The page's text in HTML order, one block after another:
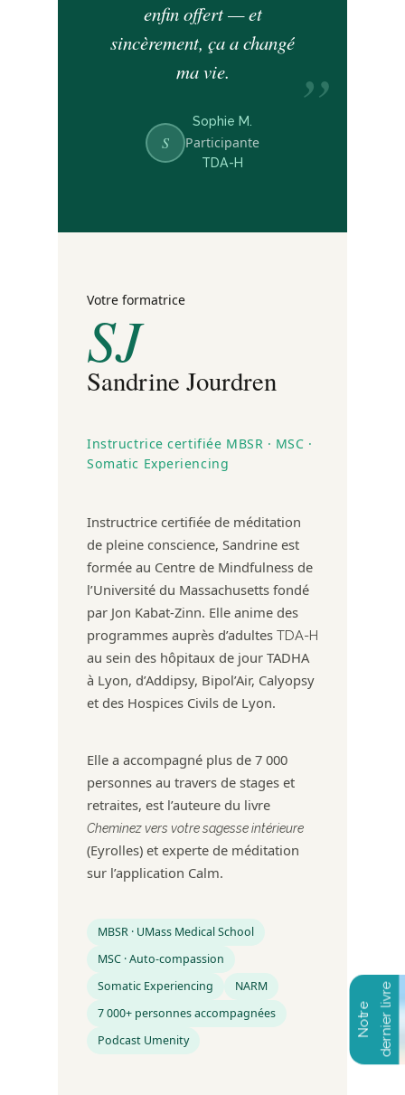
enfin offert — et
sincèrement, ça a changé
ma vie.
S
Sophie M.
Participante
TDA-H
Votre formatrice
SJ
Sandrine Jourdren
Instructrice certifiée MBSR · MSC ·
Somatic Experiencing
Instructrice certifiée de méditation
de pleine conscience, Sandrine est
formée au Centre de Mindfulness de
l’Université du Massachusetts fondé
par Jon Kabat-Zinn. Elle anime des
programmes auprès d’adultes TDA-H
au sein des hôpitaux de jour TADHA
à Lyon, d’Addipsy, Bipol’Air, Calyopsy
et des Hospices Civils de Lyon.
Elle a accompagné plus de 7 000
personnes au travers de stages et
retraites, est l’auteure du livre
Cheminez vers votre sagesse intérieure
(Eyrolles) et experte de méditation
sur l’application Calm.
MBSR · UMass Medical School
MSC · Auto-compassion
Somatic Experiencing
NARM
7 000+ personnes accompagnées
Podcast Umenity